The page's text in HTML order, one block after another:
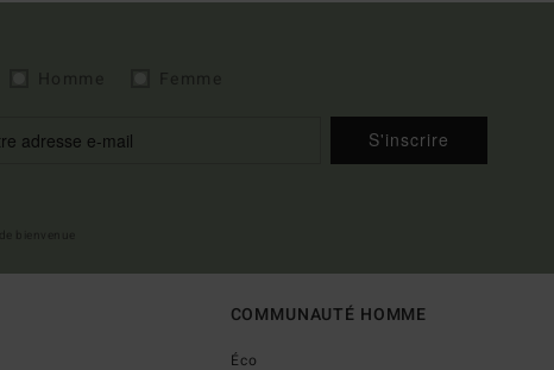
S'inscrire
COMMUNAUTÉ HOMME
Éco